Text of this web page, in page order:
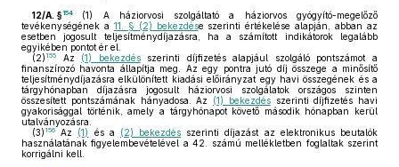
12/A. §154 (1)
A háziorvosi szolgáltató a háziorvos gyógyító-megelőző
tevékenységének a 11. § (2) bekezdése szerinti értékelése alapján, abban az
esetben jogosult teljesítménydíjazásra, ha a számított indikátorok legalább
egyikében pontot ér el.
(2) 155 Az (1) bekezdésszerinti díjfizetés alapjául szolgáló pontszámot a
finanszírozó havonta állapítja meg. Az egy pontra jutó díj összege a minősítő
teljesítménydíjazásra elkülönített kiadási előirányzat egy havi összegének és a
tárgyhónapban díjazásra jogosult háziorvosi szolgálatok országos szinten
összesített pontszámának hányadosa. Az (1) bekezdésszerinti díjfizetés havi
gyakorisággal történik, amely a tárgyhónapot követő második hónapban kerül
utalványozásra.
(3) 156 Az (1) és a (2) bekezdés szerinti díjazást az elektronikus beutalók
használatának figyelembevételével a 42. számú mellékletben foglaltak szerint
korrigálni kell.